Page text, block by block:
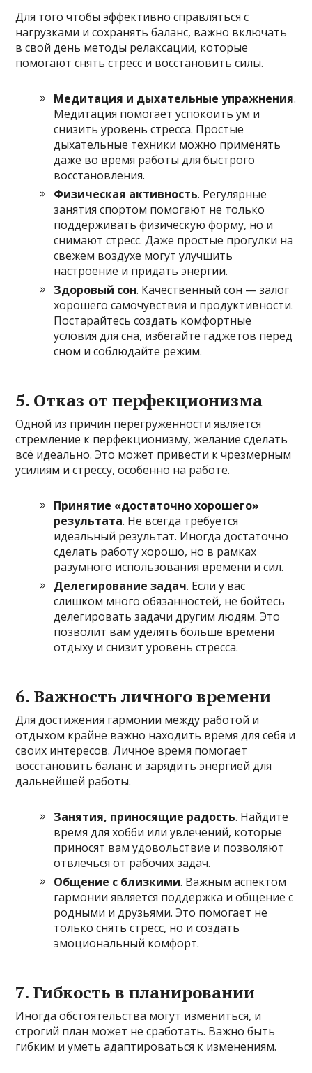
Для того чтобы эффективно справляться с
нагрузками и сохранять баланс, важно включать
в свой день методы релаксации, которые
помогают снять стресс и восстановить силы.
Медитация и дыхательные упражнения.
Медитация помогает успокоить ум и
снизить уровень стресса. Простые
дыхательные техники можно применять
даже во время работы для быстрого
восстановления.
Физическая активность. Регулярные
занятия спортом помогают не только
поддерживать физическую форму, но и
снимают стресс. Даже простые прогулки на
свежем воздухе могут улучшить
настроение и придать энергии.
Здоровый сон. Качественный сон — залог
хорошего самочувствия и продуктивности.
Постарайтесь создать комфортные
условия для сна, избегайте гаджетов перед
сном и соблюдайте режим.
5. Отказ от перфекционизма
Одной из причин перегруженности является
стремление к перфекционизму, желание сделать
всё идеально. Это может привести к чрезмерным
усилиям и стрессу, особенно на работе.
Принятие «достаточно хорошего»
результата. Не всегда требуется
идеальный результат. Иногда достаточно
сделать работу хорошо, но в рамках
разумного использования времени и сил.
Делегирование задач. Если у вас
слишком много обязанностей, не бойтесь
делегировать задачи другим людям. Это
позволит вам уделять больше времени
отдыху и снизит уровень стресса.
6. Важность личного времени
Для достижения гармонии между работой и
отдыхом крайне важно находить время для себя и
своих интересов. Личное время помогает
восстановить баланс и зарядить энергией для
дальнейшей работы.
Занятия, приносящие радость. Найдите
время для хобби или увлечений, которые
приносят вам удовольствие и позволяют
отвлечься от рабочих задач.
Общение с близкими. Важным аспектом
гармонии является поддержка и общение с
родными и друзьями. Это помогает не
только снять стресс, но и создать
эмоциональный комфорт.
7. Гибкость в планировании
Иногда обстоятельства могут измениться, и
строгий план может не сработать. Важно быть
гибким и уметь адаптироваться к изменениям.